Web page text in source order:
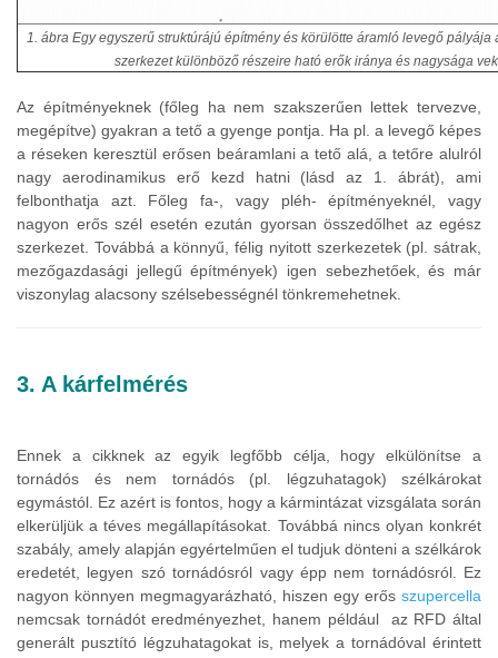
1. ábra Egy egyszerű struktúrájú építmény és körülötte áramló levegő
szerkezet különböző részeire ható erők iránya és nagysága
Az építményeknek (főleg ha nem szakszerűen lettek tervezve,
megépítve) gyakran a tető a gyenge pontja. Ha pl. a levegő képes
a réseken keresztül erősen beáramlani a tető alá, a tetőre alulról
nagy aerodinamikus erő kezd hatni (lásd az 1. ábrát), ami
felbonthatja azt. Főleg fa-, vagy pléh- építményeknél, vagy
nagyon erős szél esetén ezután gyorsan összedőlhet az egész
szerkezet. Továbbá a könnyű, félig nyitott szerkezetek (pl. sátrak,
mezőgazdasági jellegű építmények) igen sebezhetőek, és már
viszonylag alacsony szélsebességnél tönkremehetnek.
3. A kárfelmérés
Ennek a cikknek az egyik legfőbb célja, hogy elkülönítse a
tornádós és nem tornádós (pl. légzuhatagok) szélkárokat
egymástól. Ez azért is fontos, hogy a kármintázat vizsgálata során
elkerüljük a téves megállapításokat. Továbbá nincs olyan konkrét
szabály, amely alapján egyértelműen el tudjuk dönteni a szélkárok
eredetét, legyen szó tornádósról vagy épp nem tornádósról. Ez
nagyon könnyen megmagyarázható, hiszen egy erős szupercella
nemcsak tornádót eredményezhet, hanem például az RFD által
generált pusztító légzuhatagokat is, melyek a tornádóval érintett